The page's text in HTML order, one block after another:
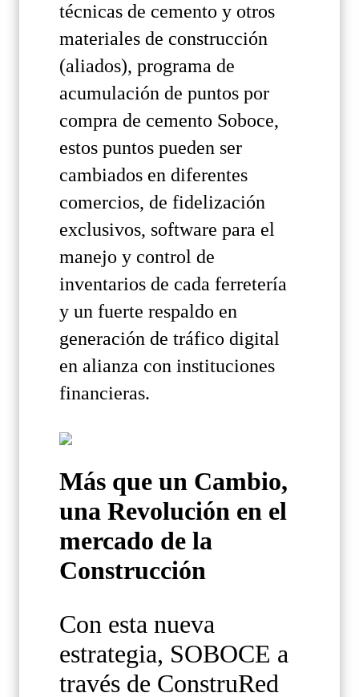
técnicas de cemento y otros
materiales de construcción
(aliados), programa de
acumulación de puntos por
compra de cemento Soboce,
estos puntos pueden ser
cambiados en diferentes
comercios, de fidelización
exclusivos, software para el
manejo y control de
inventarios de cada ferretería
y un fuerte respaldo en
generación de tráfico digital
en alianza con instituciones
financieras.
Más que un Cambio,
una Revolución en el
mercado de la
Construcción
Con esta nueva
estrategia, SOBOCE a
través de ConstruRed